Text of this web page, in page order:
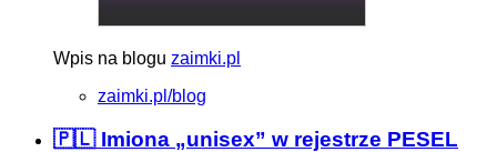
Wpis na blogu zaimki.pl
zaimki.pl/blog
🇵🇱 Imiona „unisex” w rejestrze PESEL